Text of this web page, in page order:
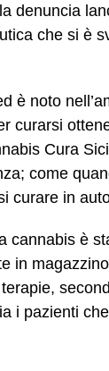
denuncia
che si è
è noto
curarsi
Cura
come
curare in
cannabis è
in
i pazienti